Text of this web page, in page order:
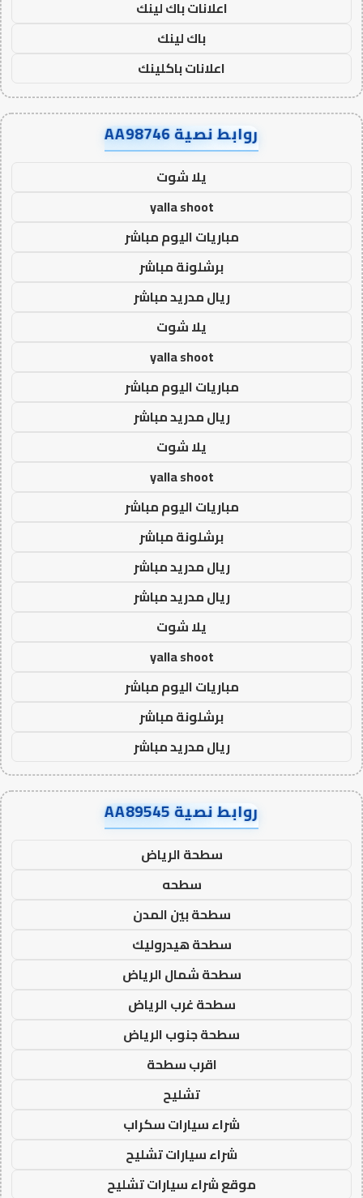
اعلانات باك لينك
باك لينك
اعلانات باكلينك
روابط نصية AA98746
يلا شوت
yalla shoot
مباريات اليوم مباشر
برشلونة مباشر
ريال مدريد مباشر
يلا شوت
yalla shoot
مباريات اليوم مباشر
ريال مدريد مباشر
يلا شوت
yalla shoot
مباريات اليوم مباشر
برشلونة مباشر
ريال مدريد مباشر
ريال مدريد مباشر
يلا شوت
yalla shoot
مباريات اليوم مباشر
برشلونة مباشر
ريال مدريد مباشر
روابط نصية AA89545
سطحة الرياض
سطحه
سطحة بين المدن
سطحة هيدروليك
سطحة شمال الرياض
سطحة غرب الرياض
سطحة جنوب الرياض
اقرب سطحة
تشليح
شراء سيارات سكراب
شراء سيارات تشليح
موقع شراء سيارات تشليح